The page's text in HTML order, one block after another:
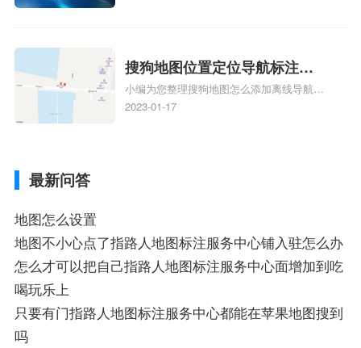
添加企业、地图如何添加企业相关地图标注
知识，详情可查看下方正文！
搜狗地图位置定位导航标注？
搜狗地图位置定位,导航,标注？
小编为您整理搜狗地图怎么添加离线导航搜
狗地图离线导航怎么用、搜狗地图导航卫星
2023-01-17
最新问答
地图怎么设置
地图不小心点了指路人地图标注服务中心铺入驻怎么办
怎么才可以把自己指路人地图标注服务中心面增加到吃
喝玩乐上
只要有门指路人地图标注服务中心都能在苹果地图搜到
吗